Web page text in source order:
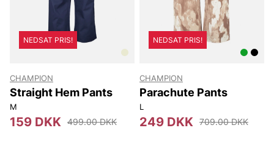
NEDSAT PRIS!
CHAMPION
Straight Hem Pants
M
159 DKK 499.00 DKK
NEDSAT PRIS!
CHAMPION
Parachute Pants
L
249 DKK 709.00 DKK